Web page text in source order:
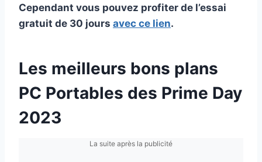
Cependant vous pouvez profiter de l’essai
gratuit de 30 jours avec ce lien.
Les meilleurs bons plans
PC Portables des Prime Day
2023
La suite après la publicité